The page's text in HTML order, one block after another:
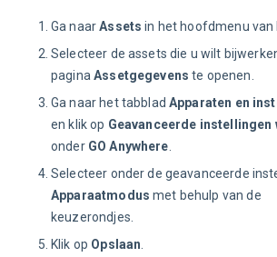
Ga naarAssets in het hoofdmenu van
Selecteer de assets die u wilt
paginaAssetgegevens te openen.
Ga naar het tabbladApparaten en
en klik op Geavanceerde instellingen
onder GO Anywhere
Selecteer onder de geavanceerde
Apparaatmodus met behulp van de
keuzerondjes.
Klik op Opslaan